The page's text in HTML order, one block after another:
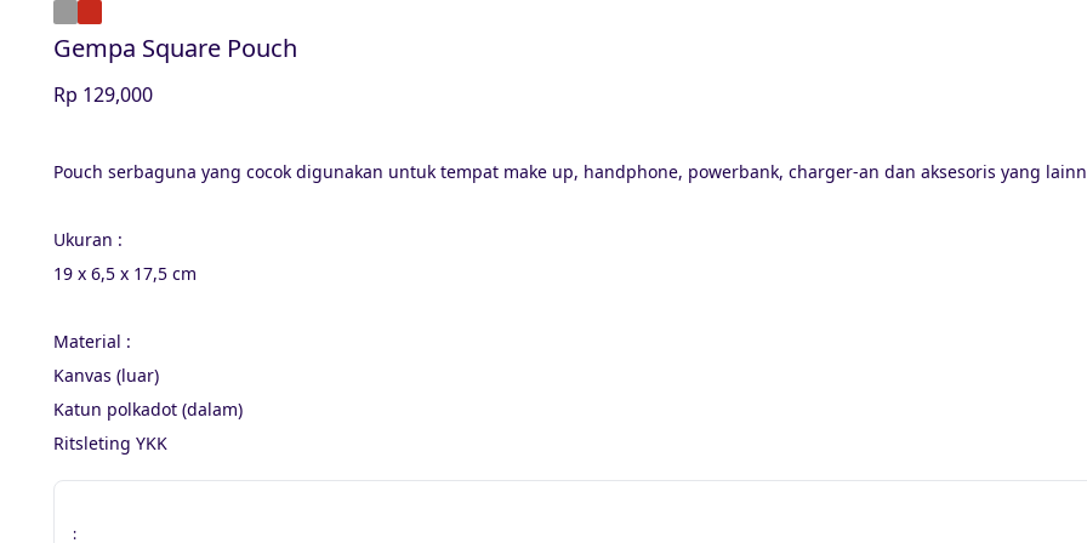
Gempa Square Pouch
Rp 129,000
Pouch serbaguna yang cocok digunakan untuk tempat make up, handphone, powerbank, charger-an dan aksesoris yang
Ukuran :
19 x 6,5 x 17,5 cm
Material :
Kanvas (luar)
Katun polkadot (dalam)
Ritsleting YKK
: